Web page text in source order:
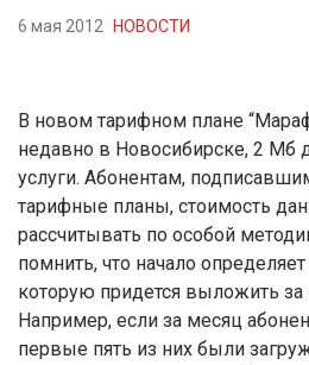
6 мая 2012 НОВОСТИ
В новом тарифном плане
недавно в Новосибирске, 2
услуги. Абонентам,
тарифные планы, стоимость
рассчитывать по особой
помнить, что начало
которую придется выложить за
Например, если за месяц
первые пять из них были